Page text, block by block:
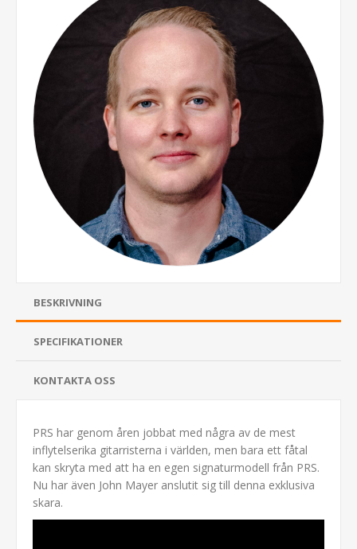
BESKRIVNING
SPECIFIKATIONER
KONTAKTA OSS
PRS har genom åren jobbat med några av de mest
inflytelserika gitarristerna i världen, men bara ett fåtal
kan skryta med att ha en egen signaturmodell från PRS.
Nu har även John Mayer anslutit sig till denna exklusiva
skara.